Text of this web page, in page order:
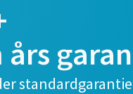
års